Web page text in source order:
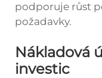
podporuje růst
požadavky.
Nákladová
investic